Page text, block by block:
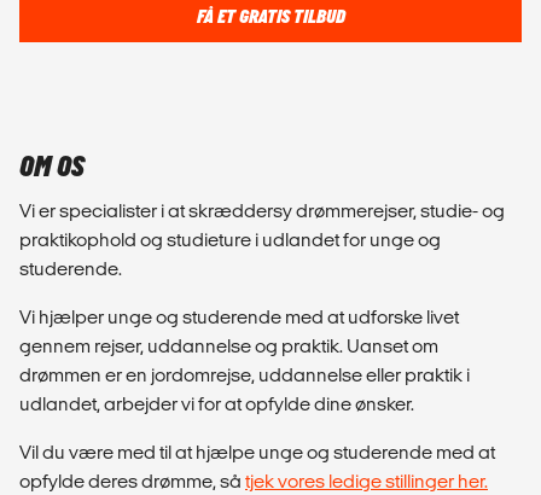
FÅ ET GRATIS TILBUD
OM OS
Vi er specialister i at skræddersy drømmerejser, studie- og
praktikophold og studieture i udlandet for unge og
studerende.
Vi hjælper unge og studerende med at udforske livet
gennem rejser, uddannelse og praktik. Uanset om
drømmen er en jordomrejse, uddannelse eller praktik i
udlandet, arbejder vi for at opfylde dine ønsker.
Vil du være med til at hjælpe unge og studerende med at
opfylde deres drømme, så tjek vores ledige stillinger her.